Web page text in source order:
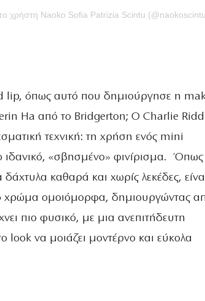
το χρήστη Naoko Sofia Patrizia Scintu
lip, όπως αυτό που δημιούργησε η
Ha από το Bridgerton; Ο Charlie
τεχνική: τη χρήση ενός mini
ιδανικό, «σβησμένο» φινίρισμα. Όπως
καθαρά και χωρίς λεκέδες,
χρώμα ομοιόμορφα, δημιουργώντας
πιο φυσικό, με μια ανεπιτήδευτη
look να μοιάζει μοντέρνο και εύκολα